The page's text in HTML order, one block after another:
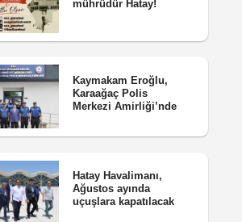
mührüdür Hatay!
Kaymakam Eroğlu,
Karaağaç Polis
Merkezi Amirliği’nde
Hatay Havalimanı,
Ağustos ayında
uçuşlara kapatılacak